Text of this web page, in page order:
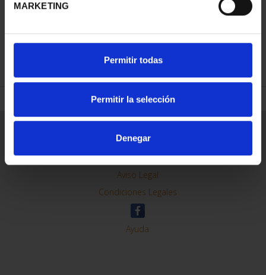
MARKETING
Permitir todas
Permitir la selección
Denegar
REFINAR
Contacto
Preguntas Frequentes (FAQs)
Aviso Legal
Condiciones Legales
Ayuda